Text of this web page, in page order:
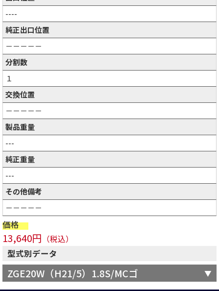
----
純正出口位置
－－－－－
分割数
１
交換位置
－－－－－
製品重量
---
純正重量
---
その他備考
－－－－－
価格
13,640円 （税込）
型式別データ
ZGE20W（H21/5）1.8S/MCゴ